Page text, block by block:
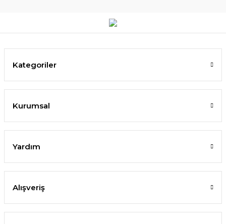
Kategoriler
Kurumsal
Yardım
Alışveriş